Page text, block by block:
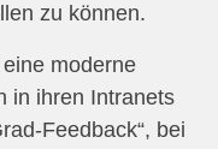
zu können.
moderne
in ihren Intranets
Feedback“, bei